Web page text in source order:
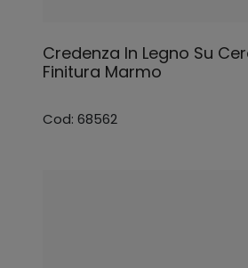
Credenza In Legno Su
Finitura Marmo
Cod: 68562